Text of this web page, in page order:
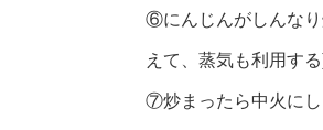
⑥にんじんがしんな
えて、蒸気も利用す
⑦炒まったら中火にし